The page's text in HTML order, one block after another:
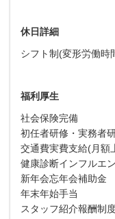
休日詳細
シフト制(変形労働時
福利厚生
社会保険完備
初任者研修・実務者
交通費実費支給(月額
健康診断インフルエ
新年会忘年会補助金
年末年始手当
スタッフ紹介報酬制